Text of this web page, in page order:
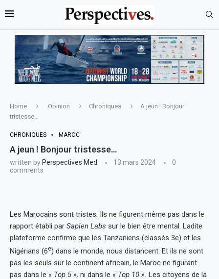
Home Opinion Chroniques
A jeun ! Bonjour
tristesse…
CHRONIQUES MAROC
A jeun ! Bonjour tristesse…
written by Perspectives Med 13 mars 2024
0
comments
Les Marocains sont tristes. Ils ne figurent même pas dans le
rapport établi par Sapien Labs sur le bien être mental. Ladite
plateforme confirme que les Tanzaniens (classés 3e) et les
Nigérians (6e) dans le monde, nous distancent. Et ils ne sont
pas les seuls sur le continent africain, le Maroc ne figurant
pas dans le « Top 5 », ni dans le « Top 10 ». Les citoyens de la